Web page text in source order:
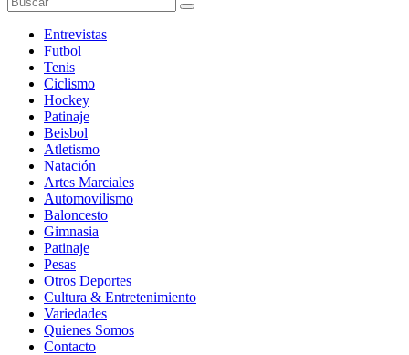
Entrevistas
Futbol
Tenis
Ciclismo
Hockey
Patinaje
Beisbol
Atletismo
Natación
Artes Marciales
Automovilismo
Baloncesto
Gimnasia
Patinaje
Pesas
Otros Deportes
Cultura & Entretenimiento
Variedades
Quienes Somos
Contacto